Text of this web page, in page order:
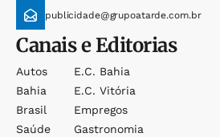
publicidade@grupoatarde.com.br
Canais e Editorias
Autos
Bahia
Brasil
Saúde
E.c. Bahia
E.c. Vitória
Empregos
Gastronomia